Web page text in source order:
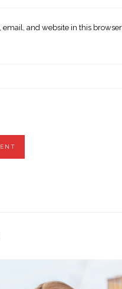
email, and website in this